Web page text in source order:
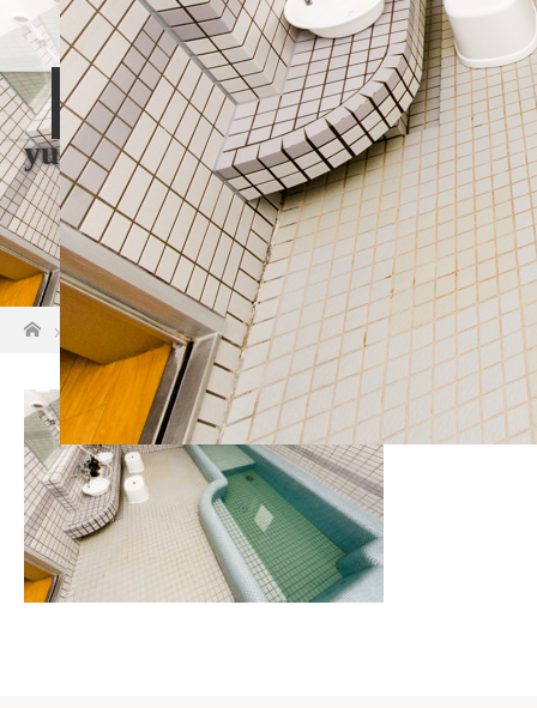
大浴場 家族風呂 休憩・食事処
アクセス
yuransen-44
yuransen-44